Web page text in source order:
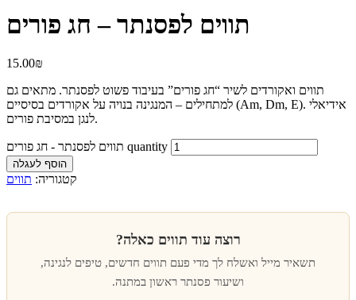
תווים לפסנתר – חג פורים
15.00₪
תווים ואקורדים לשיר “חג פורים” בעיבוד פשוט לפסנתר. מתאים גם
למתחילים – המנגינה בנויה על אקורדים בסיסיים (Am, Dm, E). אידיאלי
לנגן במסיבת פורים.
תווים לפסנתר - חג פורים quantity
הוסף לעגלה
קטגוריה: תווים
רוצה עוד תווים כאלה?
תשאיר מייל ואשלח לך מדי פעם תווים חדשים, טיפים לנגינה,
ושיעור פסנתר ראשון במתנה.